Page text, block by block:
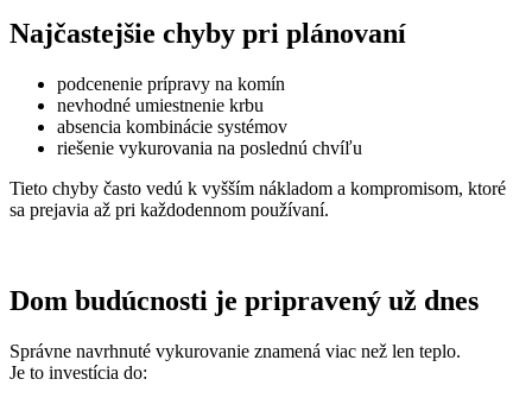
Najčastejšie chyby pri plánovaní
podcenenie prípravy na komín
nevhodné umiestnenie krbu
absencia kombinácie systémov
riešenie vykurovania na poslednú chvíľu
Tieto chyby často vedú k vyšším nákladom a kompromisom, ktoré
sa prejavia až pri každodennom používaní.
Dom budúcnosti je pripravený už dnes
Správne navrhnuté vykurovanie znamená viac než len teplo.
Je to investícia do: